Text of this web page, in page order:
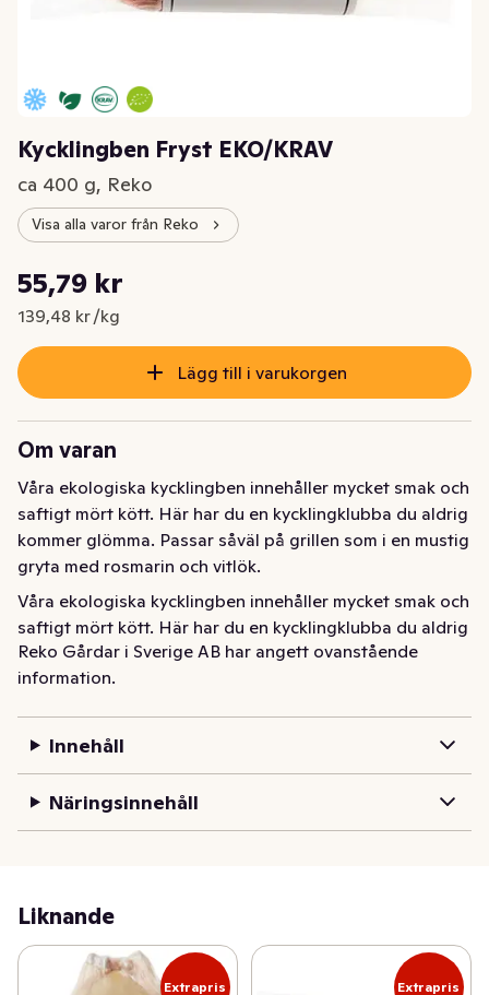
Kycklingben Fryst EKO/KRAV
ca 400 g, Reko
Visa alla varor från Reko
Nuvarande pris är: 55,79 kr
55,79 kr
139,48 kr /kg
Styckpris: 139,48 kr /kg
Lägg till i varukorgen
Om varan
Våra ekologiska kycklingben innehåller mycket smak och
saftigt mört kött. Här har du en kycklingklubba du aldrig
kommer glömma. Passar såväl på grillen som i en mustig
gryta med rosmarin och vitlök.
Våra ekologiska kycklingben innehåller mycket smak och
saftigt mört kött. Här har du en kycklingklubba du aldrig
kommer glömma. Passar såväl på grillen som i en mustig
gryta med rosmarin och vitlök.
Reko Gårdar i Sverige AB har angett ovanstående
information.
Innehåll
Näringsinnehåll
Liknande
Extrapris Extrapris